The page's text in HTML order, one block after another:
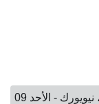
تحديث: الأحد 09 أغسطس 2026, 01:55 ص ، نيويورك - الأحد 09